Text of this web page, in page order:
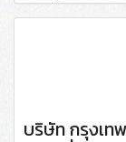
บริษัท กรุงเท